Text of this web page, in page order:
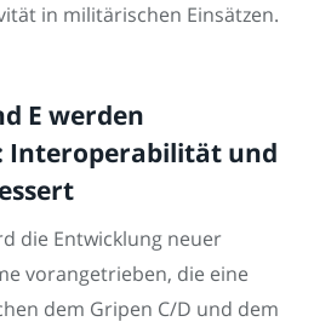
in militärischen Einsätzen.
E werden
Interoperabilität und
die Entwicklung neuer
vorangetrieben, die eine
dem Gripen C/D und dem